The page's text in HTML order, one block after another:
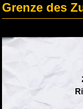
Grenze des